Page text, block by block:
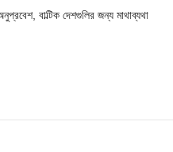
বাল্টিক দেশগুলির জন্য মাথাব্যথা